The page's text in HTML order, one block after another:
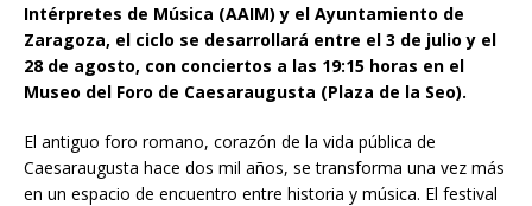
Intérpretes de Música (AAIM) y el Ayuntamiento de
Zaragoza, el ciclo se desarrollará entre el 3 de julio y el
28 de agosto, con conciertos a las 19:15 horas en el
Museo del Foro de Caesaraugusta (Plaza de la Seo).
El antiguo foro romano, corazón de la vida pública de
Caesaraugusta hace dos mil años, se transforma una vez más
en un espacio de encuentro entre historia y música. El festival